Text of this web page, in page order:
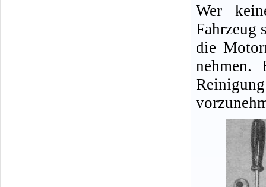
Wer
Fahrzeug
die
nehmen.